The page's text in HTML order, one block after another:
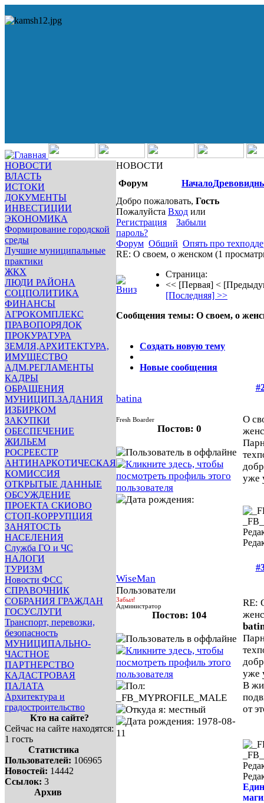
НОВОСТИ
ВЛАСТЬ
ИСТОКИ
ДОКУМЕНТЫ
ИНВЕСТИЦИИ
ЭКОНОМИКА
Формирование городской
среды
Лучшие муниципальные
практики
ЖКХ
ЛЮДИ РАЙОНА
СОЦПОЛИТИКА
ФИНАНСЫ
АГРОКОМПЛЕКС
ПРАВОПОРЯДОК
ПРОКУРАТУРА
ЗЕМЛЯ,АРХИТЕКТУРА,
ИМУЩЕСТВО
АДМ.РЕГЛАМЕНТЫ
КАДРЫ
ОБРАЩЕНИЯ
МУНИЦИП.ЗАДАНИЯ
ИЗБИРКОМ
ЗАКУПКИ
ОБЕСПЕЧЕНИЕ
ЖИЛЬЕМ
РОСРЕЕСТР
АНТИНАРКОТИЧЕСКАЯ
КОМИССИЯ
ОТКРЫТЫЕ ДАННЫЕ
ОБСУЖДЕНИЕ
ПРОЕКТА СКИОВО
СТОП-КОРРУПЦИЯ
ЗАНЯТОСТЬ
НАСЕЛЕНИЯ
Служба ГО и ЧС
НАЛОГИ
ТУРИЗМ
Новости ФСС
СПРАВОЧНИК
СОБРАНИЯ ГРАЖДАН
ГОСУСЛУГИ
Транспорт, перевозки,
безопасность
МУНИЦИПАЛЬНО-
ЧАСТНОЕ
ПАРТНЕРСТВО
КАДАСТРОВАЯ
ПАЛАТА
Архитектура и
градостроительство
Кто на сайте?
Сейчас на сайте находятся:
1 гость
Статистика
Пользователей: 106965
Новостей: 14442
Ссылок: 3
Архив
НОВОСТИ
Форум
Начало
Добро пожаловать, Гость
Пожалуйста Вход или
Регистрация
Забыли
пароль?
Форум Общий Опять про
RE: О своем, о женском (1
Страница:
<< [Первая] <
[Последняя] >>
Сообщения темы: О своем, о
Создать новую тему
Новые сообщения
batina
Fresh Boarder
Постов: 0
О
уже
WiseMan
Пользователи
Забыл!
Администратор
Постов: 104
RE:
уже
В
от